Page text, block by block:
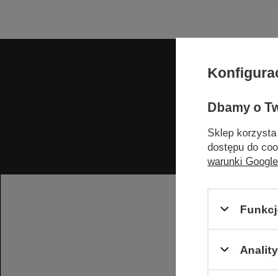
Dbamy o
Sklep
dostępu do
warunki Google